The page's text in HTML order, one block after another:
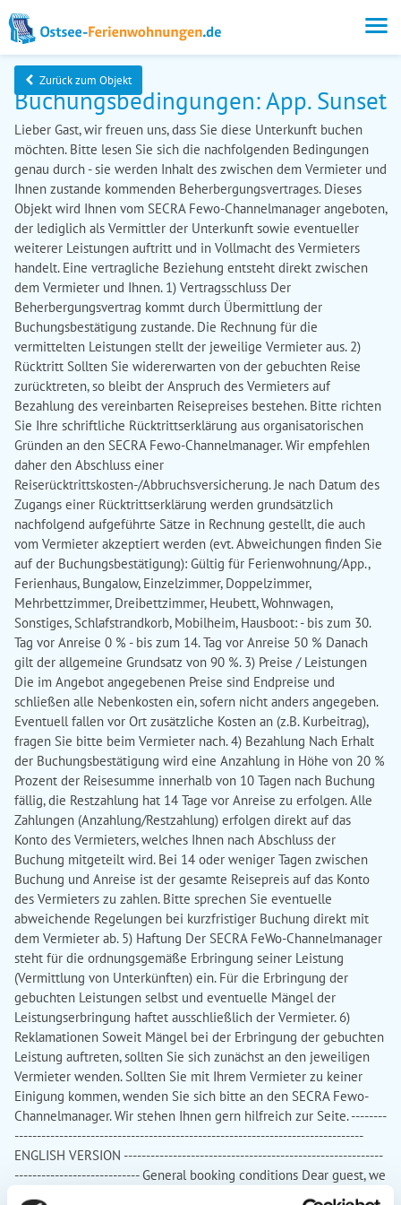
Zurück zum Objekt
Buchungsbedingungen: App. Sunset
Lieber Gast, wir freuen uns, dass Sie diese Unterkunft buchen
möchten. Bitte lesen Sie sich die nachfolgenden Bedingungen
genau durch - sie werden Inhalt des zwischen dem Vermieter und
Ihnen zustande kommenden Beherbergungsvertrages. Dieses
Objekt wird Ihnen vom SECRA Fewo-Channelmanager angeboten,
der lediglich als Vermittler der Unterkunft sowie eventueller
weiterer Leistungen auftritt und in Vollmacht des Vermieters
handelt. Eine vertragliche Beziehung entsteht direkt zwischen
dem Vermieter und Ihnen. 1) Vertragsschluss Der
Beherbergungsvertrag kommt durch Übermittlung der
Buchungsbestätigung zustande. Die Rechnung für die
vermittelten Leistungen stellt der jeweilige Vermieter aus. 2)
Rücktritt Sollten Sie widererwarten von der gebuchten Reise
zurücktreten, so bleibt der Anspruch des Vermieters auf
Bezahlung des vereinbarten Reisepreises bestehen. Bitte richten
Sie Ihre schriftliche Rücktrittserklärung aus organisatorischen
Gründen an den SECRA Fewo-Channelmanager. Wir empfehlen
daher den Abschluss einer
Reiserücktrittskosten-/Abbruchsversicherung. Je nach Datum des
Zugangs einer Rücktrittserklärung werden grundsätzlich
nachfolgend aufgeführte Sätze in Rechnung gestellt, die auch
vom Vermieter akzeptiert werden (evt. Abweichungen finden Sie
auf der Buchungsbestätigung): Gültig für Ferienwohnung/App.,
Ferienhaus, Bungalow, Einzelzimmer, Doppelzimmer,
Mehrbettzimmer, Dreibettzimmer, Heubett, Wohnwagen,
Sonstiges, Schlafstrandkorb, Mobilheim, Hausboot: - bis zum 30.
Tag vor Anreise 0 % - bis zum 14. Tag vor Anreise 50 % Danach
gilt der allgemeine Grundsatz von 90 %. 3) Preise / Leistungen
Die im Angebot angegebenen Preise sind Endpreise und
schließen alle Nebenkosten ein, sofern nicht anders angegeben.
Eventuell fallen vor Ort zusätzliche Kosten an (z.B. Kurbeitrag),
fragen Sie bitte beim Vermieter nach. 4) Bezahlung Nach Erhalt
der Buchungsbestätigung wird eine Anzahlung in Höhe von 20 %
Prozent der Reisesumme innerhalb von 10 Tagen nach Buchung
fällig, die Restzahlung hat 14 Tage vor Anreise zu erfolgen. Alle
Zahlungen (Anzahlung/Restzahlung) erfolgen direkt auf das
Konto des Vermieters, welches Ihnen nach Abschluss der
Buchung mitgeteilt wird. Bei 14 oder weniger Tagen zwischen
Buchung und Anreise ist der gesamte Reisepreis auf das Konto
des Vermieters zu zahlen. Bitte sprechen Sie eventuelle
abweichende Regelungen bei kurzfristiger Buchung direkt mit
dem Vermieter ab. 5) Haftung Der SECRA FeWo-Channelmanager
steht für die ordnungsgemäße Erbringung seiner Leistung
(Vermittlung von Unterkünften) ein. Für die Erbringung der
gebuchten Leistungen selbst und eventuelle Mängel der
Leistungserbringung haftet ausschließlich der Vermieter. 6)
Reklamationen Soweit Mängel bei der Erbringung der gebuchten
Leistung auftreten, sollten Sie sich zunächst an den jeweiligen
Vermieter wenden. Sollten Sie mit Ihrem Vermieter zu keiner
Einigung kommen, wenden Sie sich bitte an den SECRA Fewo-
Channelmanager. Wir stehen Ihnen gern hilfreich zur Seite. --------
------------------------------------------------------------------------------
ENGLISH VERSION ----------------------------------------------------------
---------------------------- General booking conditions Dear guest, we
are pleased that you would like to book this accommodation.